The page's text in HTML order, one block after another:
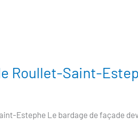
Roullet-Saint-
Estephe Le bardage de façade